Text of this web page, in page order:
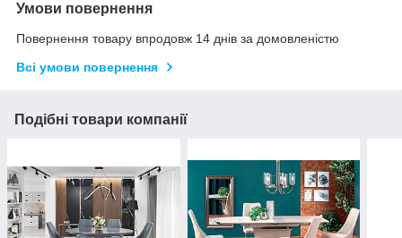
Умови повернення
Повернення товару впродовж 14 днів за домовленістю
Всі умови повернення
Подібні товари компанії